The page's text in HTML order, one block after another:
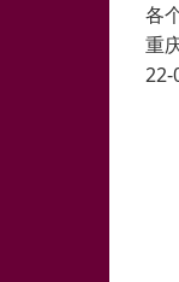
各
重
22-